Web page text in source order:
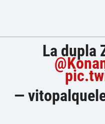
La dupla
—